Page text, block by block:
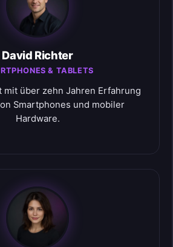
David Richter
& TABLETS
mit über zehn Jahren Erfahrung
Smartphones und mobiler
Hardware.